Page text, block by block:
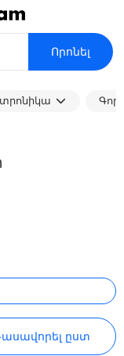
Որոնել
ըստ